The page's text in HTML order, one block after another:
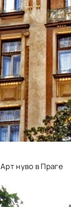
Арт нуво в Праге